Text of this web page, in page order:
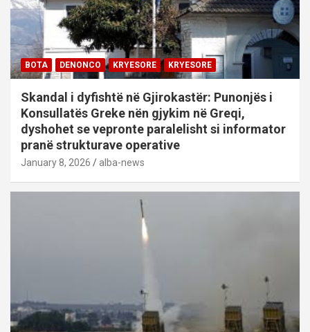
BOTA DENONCO KRYESORE KRYESORE
Skandal i dyfishtë në Gjirokastër: Punonjës i
Konsullatës Greke nën gjykim në Greqi,
dyshohet se vepronte paralelisht si informator
pranë strukturave operative
January 8, 2026 alba-news